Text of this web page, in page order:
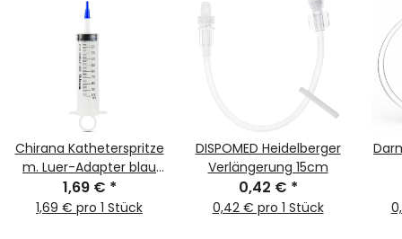
Chirana Katheterspritze
m. Luer-Adapter blau
100ml
1,69 € *
1,69 € pro 1 Stück
DISPOMED Heidelberger
Verlängerung 15cm
0,42 € *
0,42 € pro 1 Stück